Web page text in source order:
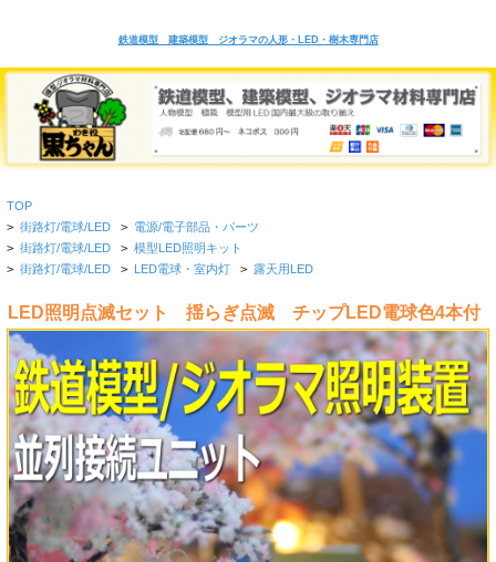
鉄道模型 建築模型 ジオラマの人形・LED・樹木専門店
TOP
> 街路灯/電球/LED > 電源/電子部品・パーツ
> 街路灯/電球/LED > 模型LED照明キット
> 街路灯/電球/LED > LED電球・室内灯 > 露天用LED
LED照明点滅セット 揺らぎ点滅 チップLED電球色4本付